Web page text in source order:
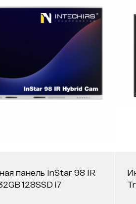
панель InStar 98 IR
128SSD i7